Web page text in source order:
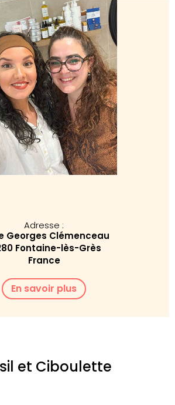
Adresse :
Georges Clémenceau
Fontaine-lès-Grès
France
En savoir plus
et Ciboulette